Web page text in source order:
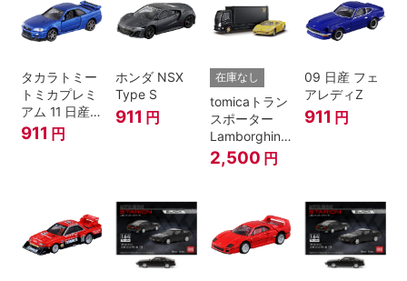
EDITION.
タカラトミー
トミカプレミ
アム 11 日産
スカイライン
GT-R V-
911 円
ホンダ NSX
Type S
911 円
在庫なし
tomicaトラン
スポーター
Lamborghini
Countach
25th
2,500 円
09 日産 フェ
アレディZ
911 円